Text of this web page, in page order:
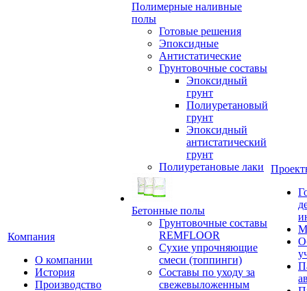
Компания
О компании
История
Производство
Полимерные наливные
полы
Готовые решения
Эпоксидные
Антистатические
Грунтовочные составы
Эпоксидный
грунт
Полиуретановый
грунт
Эпоксидный
антистатический
грунт
Полиуретановые лаки
Бетонные полы
Грунтовочные составы
REMFLOOR
Сухие упрочняющие
смеси (топпинги)
Составы по уходу за
свежевыложенным